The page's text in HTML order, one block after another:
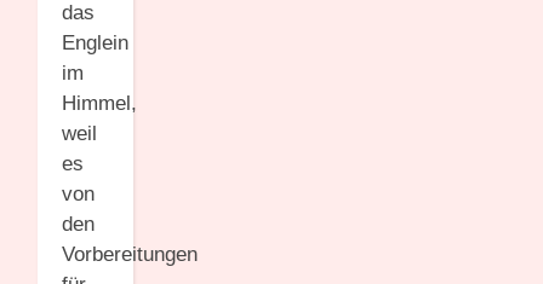
das
Englein
im
Himmel,
weil
es
von
den
Vorbereitungen